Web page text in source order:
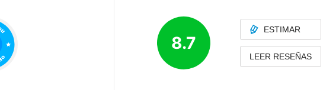
8.7
ESTIMAR
LEER RESEÑAS